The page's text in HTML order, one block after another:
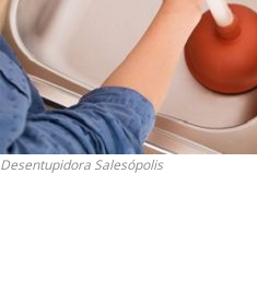
Desentupidora Salesópolis